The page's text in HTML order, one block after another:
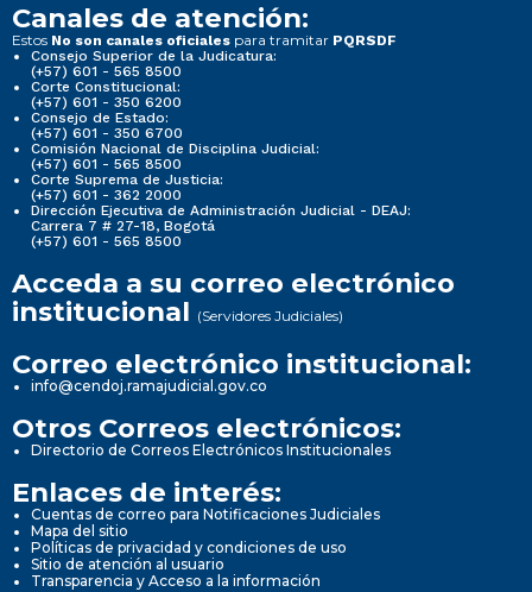
Canales de atención:
Estos No son canales oficiales para tramitar PQRSDF
Consejo Superior de la Judicatura:
(+57) 601 - 565 8500
Corte Constitucional:
(+57) 601 - 350 6200
Consejo de Estado:
(+57) 601 - 350 6700
Comisión Nacional de Disciplina Judicial:
(+57) 601 - 565 8500
Corte Suprema de Justicia:
(+57) 601 - 362 2000
Dirección Ejecutiva de Administración Judicial - DEAJ:
Carrera 7 # 27-18, Bogotá
(+57) 601 - 565 8500
Acceda a su correo electrónico
institucional (Servidores Judiciales)
Correo electrónico institucional:
info@cendoj.ramajudicial.gov.co
Otros Correos electrónicos:
Directorio de Correos Electrónicos Institucionales
Enlaces de interés:
Cuentas de correo para Notificaciones Judiciales
Mapa del sitio
Políticas de privacidad y condiciones de uso
Sitio de atención al usuario
Transparencia y Acceso a la información